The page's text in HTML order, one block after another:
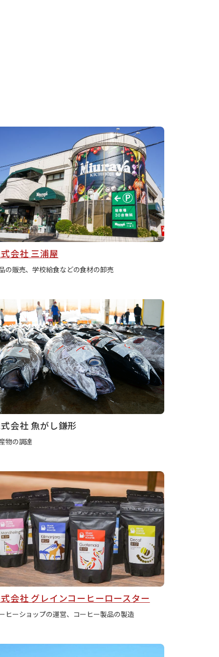
会社 三浦屋
の販売、学校給食などの食材の卸売
会社 魚がし鎌形
物の調達
会社 グレインコーヒーロースター
ヒーショップの運営、コーヒー製品の製造